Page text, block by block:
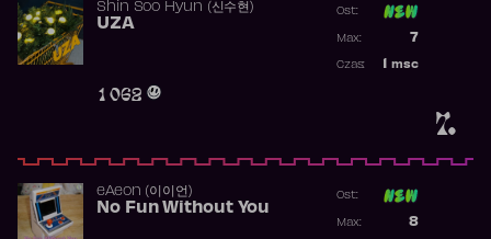
7.
Shin Soo Hyun (신수현)
UZA
1 062
Ost:
7
Max:
msc
Czas:
​eAeon (이이언)
No Fun Without You
Ost:
8
Max: